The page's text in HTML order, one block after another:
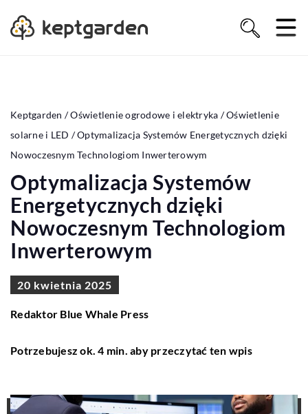
Keptgarden /Oświetlenie ogrodowe i elektryka /Oświetlenie
solarne i LED /Optymalizacja Systemów Energetycznych dzięki
Nowoczesnym Technologiom Inwerterowym
Optymalizacja Systemów
Energetycznych dzięki
Nowoczesnym Technologiom
Inwerterowym
20 kwietnia 2025
Redaktor Blue Whale Press
Potrzebujesz ok. 4 min. aby przeczytać ten wpis